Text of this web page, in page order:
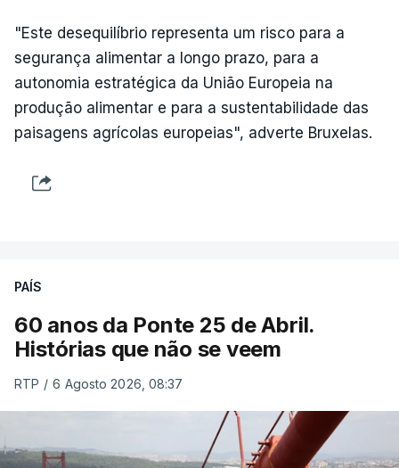
"Este desequilíbrio representa um risco para a
segurança alimentar a longo prazo, para a
autonomia estratégica da União Europeia na
produção alimentar e para a sustentabilidade das
paisagens agrícolas europeias", adverte Bruxelas.
PAÍS
60 anos da Ponte 25 de Abril.
Histórias que não se veem
RTP / 6 Agosto 2026, 08:37